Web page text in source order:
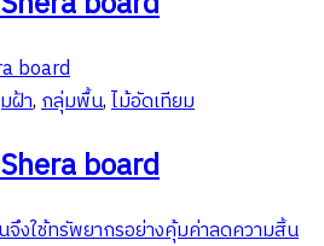
ฝ้า,กลุ่มพื้น,ไม้อัดเทียม
board
จึงใช้ทรัพยากรอย่างคุ้มค่าลดความสิ้น